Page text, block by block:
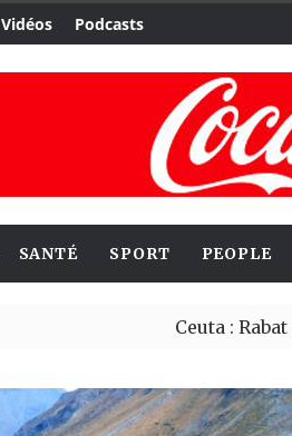
Vidéos Podcasts
SANTÉ SPORT PEOPLE
Ceuta : Rabat